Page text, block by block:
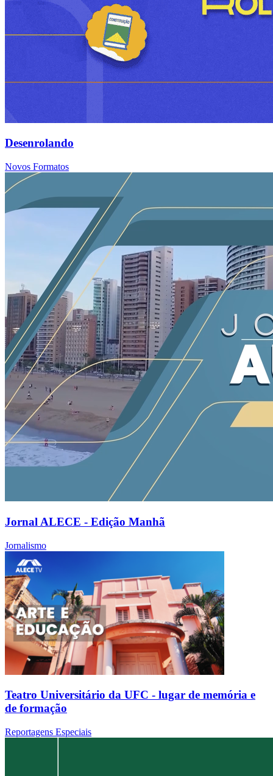
Desenrolando
Novos Formatos
Jornal ALECE - Edição Manhã
Jornalismo
Teatro Universitário da UFC - lugar de memória e
de formação
Reportagens Especiais